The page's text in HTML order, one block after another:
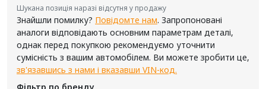
Шукана позиція наразі відсутня у продажу
Знайшли помилку? Повідомте нам. Запропоновані
аналоги відповідають основним параметрам деталі,
однак перед покупкою рекомендуємо уточнити
сумісність з вашим автомобілем. Ви можете зробити це,
зв'язавшись з нами і вказавши VIN-код.